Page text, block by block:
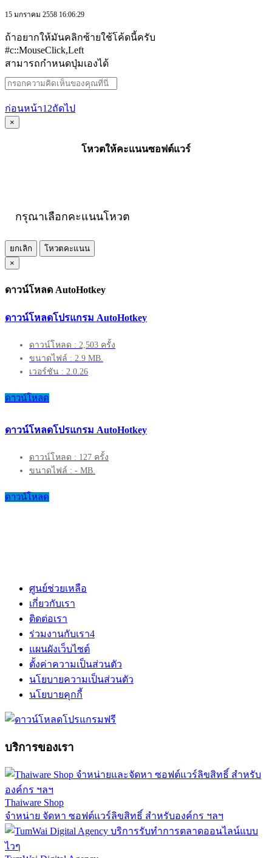
15 มกราคม 2558 16:06:29
ถ้าอยากให้มันคลิกซ้ายใช้โค้ดนี้ครับ
#c::MouseClick,Left
สามารถกำหนดปุ่มเองได้
ก่อนหน้า1 2ถัดไป
×
โหวตให้คะแนนซอฟต์แวร์
กรุณาเลือกคะแนนโหวต
ยกเลิก
โหวตคะแนน
×
ดาวน์โหลด AutoHotkey
ดาวน์โหลดโปรแกรม AutoHotkey
ดาวน์โหลด : 2,503 ครั้ง
ขนาดไฟล์ : 2.9 MB.
เวอร์ชัน : 2.0.26
ดาวน์โหลด
ดาวน์โหลดโปรแกรม AutoHotkey
ดาวน์โหลด : 127 ครั้ง
ขนาดไฟล์ : - MB.
ดาวน์โหลด
ศูนย์ช่วยเหลือ
เกี่ยวกับเรา
ติดต่อเรา
ร่วมงานกับเรา4
แผนผังเว็บไซต์
ตั้งค่าความเป็นส่วนตัว
นโยบายความเป็นส่วนตัว
นโยบายคุกกี้
บริการของเรา
Thaiware Shop
จำหน่าย จัดหา ซอฟต์แวร์ลิขสิทธิ์ สำหรับองค์กร ฯลฯ